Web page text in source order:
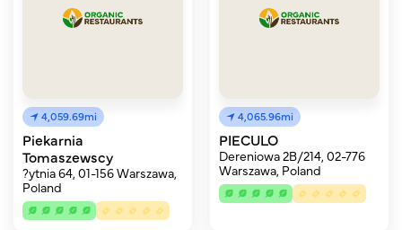
4,059.69mi
Piekarnia
Tomaszewscy
?ytnia 64, 01-156 Warszawa,
Poland
4,065.96mi
PIECULO
Dereniowa 2B/214, 02-776
Warszawa, Poland